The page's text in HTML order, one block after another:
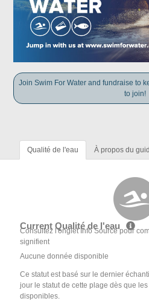
Join Swim For Water and fundraise to
to join!
Qualité de l'eau À propos du
Current Qualité de l'eau
Consultez l'onglet Info Source pour
signifient
Aucune donnée disponible
Ce statut est basé sur le dernier
jour le statut de cette plage dès que
disponibles.